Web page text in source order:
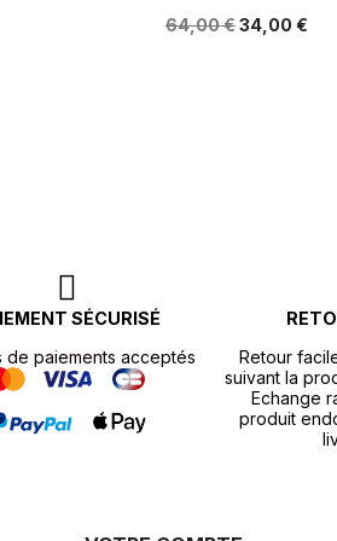
64,00 €34,00 €
SÉCURISÉ
de paiements acceptés
Retour
suivant la
Echange
produit